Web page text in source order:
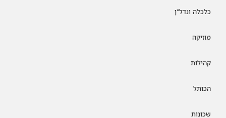
כלכלה ונדל"ן
מוזיקה
קהילות
הכותל
שכונות